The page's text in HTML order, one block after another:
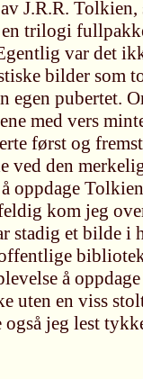
av J.R.R.
trilogi
var det
bilder som
egen pubertet.
med vers
først og
ved den
oppdage
kom jeg
stadig et bilde i
å
uten en viss
også jeg lest